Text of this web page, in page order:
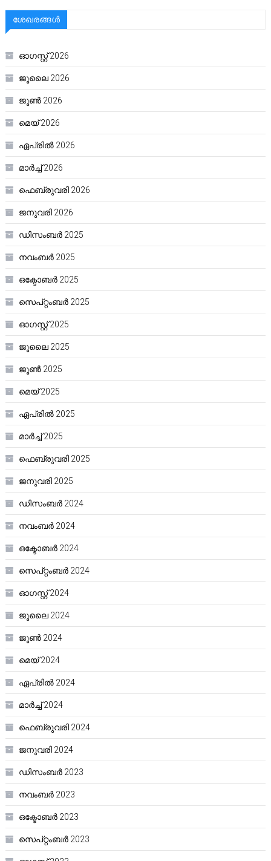
ശേഖരങ്ങൾ
ഓഗസ്റ്റ്‌ 2026
ജൂലൈ 2026
ജൂൺ 2026
മെയ്‌ 2026
ഏപ്രിൽ 2026
മാർച്ച്‌ 2026
ഫെബ്രുവരി 2026
ജനുവരി 2026
ഡിസംബർ 2025
നവംബർ 2025
ഒക്ടോബർ 2025
സെപ്റ്റംബർ 2025
ഓഗസ്റ്റ്‌ 2025
ജൂലൈ 2025
ജൂൺ 2025
മെയ്‌ 2025
ഏപ്രിൽ 2025
മാർച്ച്‌ 2025
ഫെബ്രുവരി 2025
ജനുവരി 2025
ഡിസംബർ 2024
നവംബർ 2024
ഒക്ടോബർ 2024
സെപ്റ്റംബർ 2024
ഓഗസ്റ്റ്‌ 2024
ജൂലൈ 2024
ജൂൺ 2024
മെയ്‌ 2024
ഏപ്രിൽ 2024
മാർച്ച്‌ 2024
ഫെബ്രുവരി 2024
ജനുവരി 2024
ഡിസംബർ 2023
നവംബർ 2023
ഒക്ടോബർ 2023
സെപ്റ്റംബർ 2023